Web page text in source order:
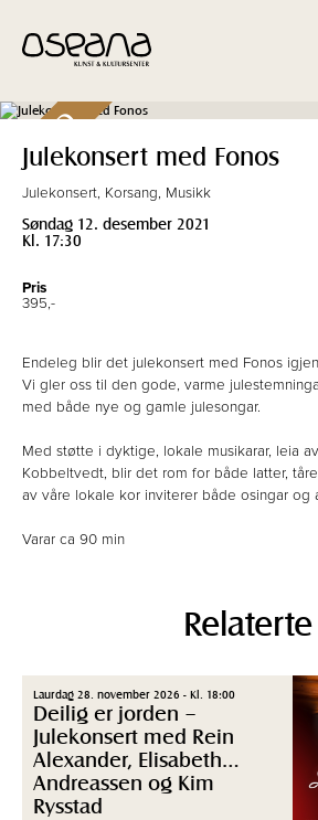
innhold
navigasjon
UTSELD
Endeleg blir det julekonsert med Fonos
Vi gler oss til den gode, varme
med både nye og gamle julesongar.
Med støtte i dyktige, lokale musikarar, leia
Kobbeltvedt, blir det rom for både latter,
av våre lokale kor inviterer både osingar og
Varar ca 90 min
Julekonsert med Fonos
Julekonsert, Korsang, Musikk
Søndag 12. desember 2021
Kl. 17:30
Pris
395,-
Relaterte
Laurdag 28. november 2026 - Kl. 18:00
Deilig er jorden –
Julekonsert med Rein
Alexander, Elisabeth
Andreassen og Kim
Rysstad